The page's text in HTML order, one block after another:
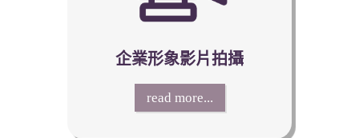
企業形象影片拍攝
read more...